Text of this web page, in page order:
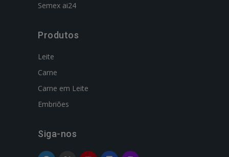
Semex ai24
Produtos
Leite
Carne
Carne em Leite
Embriões
Siga-nos